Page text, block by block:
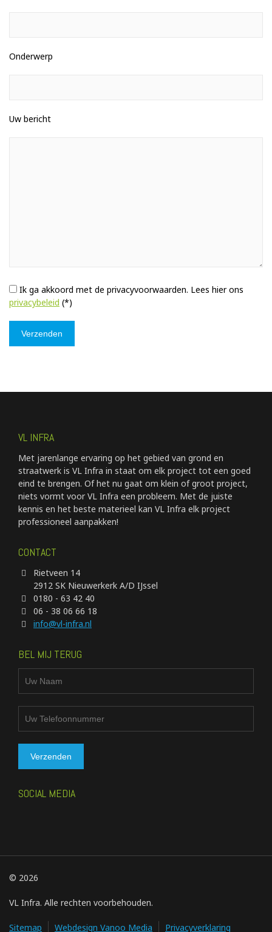
Onderwerp
Uw bericht
Ik ga akkoord met de privacyvoorwaarden. Lees hier ons
privacybeleid (*)
VL INFRA
Met jarenlange ervaring op het gebied van grond en
straatwerk is VL Infra in staat om elk project tot een goed
eind te brengen. Of het nu gaat om klein of groot project,
niets vormt voor VL Infra een probleem. Met de juiste
kennis en het beste materieel kan VL Infra elk project
professioneel aanpakken!
CONTACT
Rietveen 14
2912 SK Nieuwerkerk A/D IJssel
0180 - 63 42 40
06 - 38 06 66 18
info@vl-infra.nl
BEL MIJ TERUG
SOCIAL MEDIA
© 2026
VL Infra. Alle rechten voorbehouden.
Sitemap Webdesign Vanoo Media Privacyverklaring